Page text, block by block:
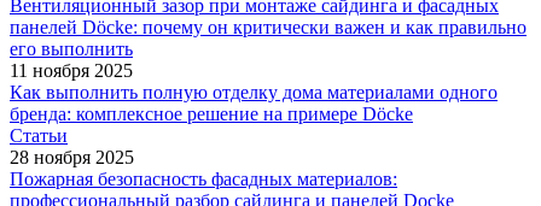
Вентиляционный зазор при монтаже сайдинга и фасадных
панелей Döcke: почему он критически важен и как правильно
его выполнить
11 ноября 2025
Как выполнить полную отделку дома материалами одного
бренда: комплексное решение на примере Döcke
Статьи
28 ноября 2025
Пожарная безопасность фасадных материалов:
профессиональный разбор сайдинга и панелей Docke